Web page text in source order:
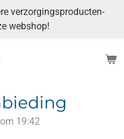
verzorgingsproducten-
webshop!
19:42